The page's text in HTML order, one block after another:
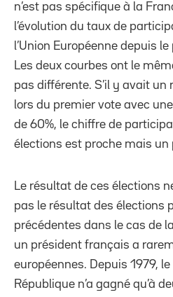
n’est pas spécifique à la
l’évolution du taux de
l’Union Européenne depuis
Les deux courbes ont le
pas différente. S’il y avait
lors du premier vote avec
de 60%, le chiffre de
élections est proche mais un
Le résultat de ces élections
pas le résultat des élections
précédentes dans le cas de
un président français a
européennes. Depuis 1979,
République n’a gagné qu’à